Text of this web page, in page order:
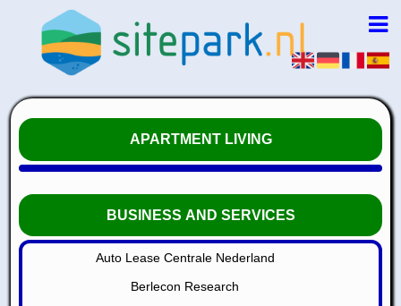
APARTMENT LIVING
BUSINESS AND SERVICES
Auto Lease Centrale Nederland
Berlecon Research